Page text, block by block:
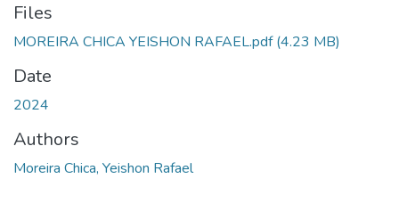
Files
MOREIRA CHICA YEISHON RAFAEL.pdf(4.23 MB)
Date
2024
Authors
Moreira Chica, Yeishon Rafael